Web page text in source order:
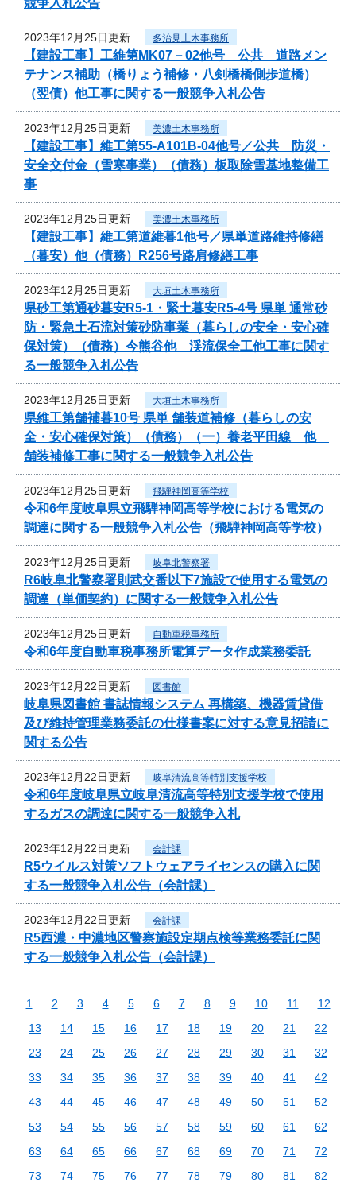
2023年12月25日更新 多治見土木事務所
【建設工事】工維第MK07－02他号 公共 道路メン
テナンス補助（橋りょう補修・八剣橋橋側歩道橋）
（翌債）他工事に関する一般競争入札公告
2023年12月25日更新 美濃土木事務所
【建設工事】維工第55-A101B-04他号／公共 防災・
安全交付金（雪寒事業）（債務）板取除雪基地整備工
事
2023年12月25日更新 美濃土木事務所
【建設工事】維工第道維暮1他号／県単道路維持修繕
（暮安）他（債務）R256号路肩修繕工事
2023年12月25日更新 大垣土木事務所
県砂工第通砂暮安R5-1・緊土暮安R5-4号 県単 通常砂
防・緊急土石流対策砂防事業（暮らしの安全・安心確
保対策）（債務）今熊谷他 渓流保全工他工事に関す
る一般競争入札公告
2023年12月25日更新 大垣土木事務所
県維工第舗補暮10号 県単 舗装道補修（暮らしの安
全・安心確保対策）（債務）（一）養老平田線 他
舗装補修工事に関する一般競争入札公告
2023年12月25日更新 飛騨神岡高等学校
令和6年度岐阜県立飛騨神岡高等学校における電気の
調達に関する一般競争入札公告（飛騨神岡高等学校）
2023年12月25日更新 岐阜北警察署
R6岐阜北警察署則武交番以下7施設で使用する電気の
調達（単価契約）に関する一般競争入札公告
2023年12月25日更新 自動車税事務所
令和6年度自動車税事務所電算データ作成業務委託
2023年12月22日更新 図書館
岐阜県図書館 書誌情報システム 再構築、機器賃貸借
及び維持管理業務委託の仕様書案に対する意見招請に
関する公告
2023年12月22日更新 岐阜清流高等特別支援学校
令和6年度岐阜県立岐阜清流高等特別支援学校で使用
するガスの調達に関する一般競争入札
2023年12月22日更新 会計課
R5ウイルス対策ソフトウェアライセンスの購入に関
する一般競争入札公告（会計課）
2023年12月22日更新 会計課
R5西濃・中濃地区警察施設定期点検等業務委託に関
する一般競争入札公告（会計課）
1 2 3 4 5 6 7 8 9 10 11
12
13
14 15 16 17 18 19 20 21
22
23
24 25 26 27 28 29 30 31
32
33
34 35 36 37 38 39 40 41
42
43
44 45 46 47 48 49 50 51
52
53
54 55 56 57 58 59 60 61
62
63
64 65 66 67 68 69 70 71
72
73
74 75 76 77 78 79 80 81
82